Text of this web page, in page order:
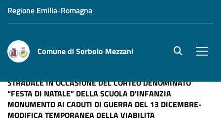
Regione Emilia-Romagna
Comune di Sorbolo Mezzani site.searc
STRADALE IN OCCASIONE DEL CORTEO DENOMINATO
“FESTA DI NATALE” DELLA SCUOLA D’INFANZIA
MONUMENTO AI CADUTI DI GUERRA DEL 13 DICEMBRE-
MODIFICA TEMPORANEA DELLA VIABILITA